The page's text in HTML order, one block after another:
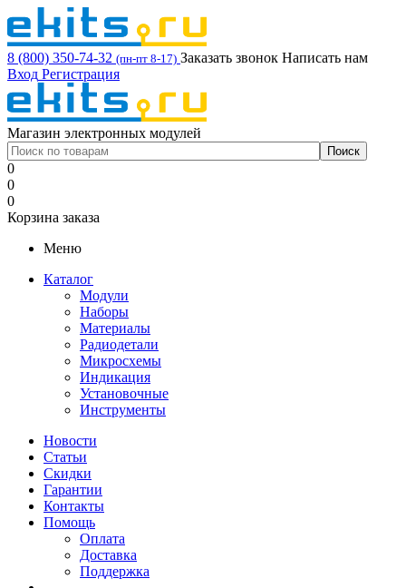
8 (800) 350-74-32 (пн-пт 8-17) Заказать звонок Написать нам
Вход Регистрация
Магазин электронных модулей
0
0
0
Корзина заказа
Меню
Каталог
Модули
Наборы
Материалы
Радиодетали
Микросхемы
Индикация
Установочные
Инструменты
Новости
Статьи
Скидки
Гарантии
Контакты
Помощь
Оплата
Доставка
Поддержка